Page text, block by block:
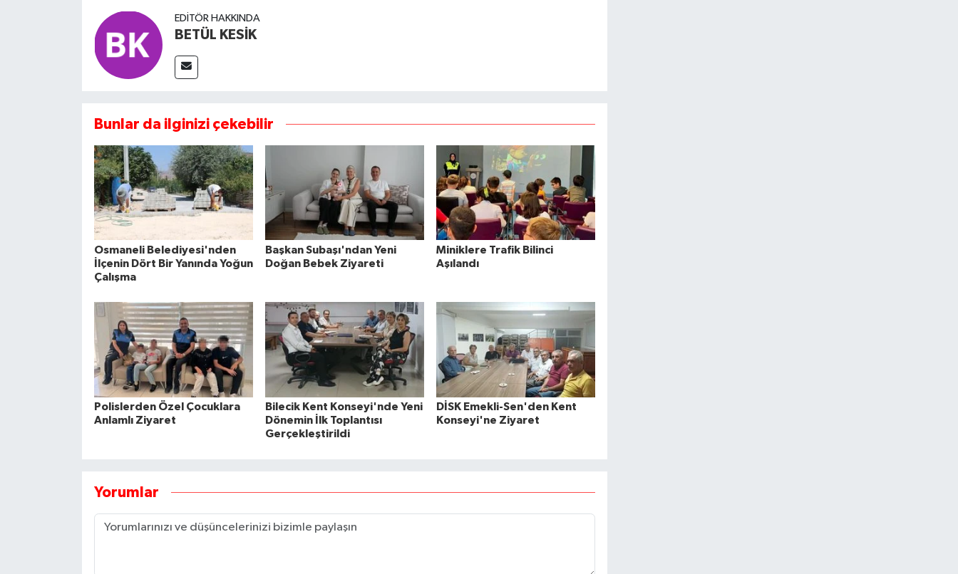
EDITÖR HAKKINDA
BETÜL KESİK
Bunlar da ilginizi çekebilir
Osmaneli Belediyesi'nden
İlçenin Dört Bir Yanında Yoğun
Çalışma
Başkan Subaşı'ndan Yeni
Doğan Bebek Ziyareti
Miniklere Trafik Bilinci
Aşılandı
Polislerden Özel Çocuklara
Anlamlı Ziyaret
Bilecik Kent Konseyi'nde Yeni
Dönemin İlk Toplantısı
Gerçekleştirildi
DİSK Emekli-Sen'den Kent
Konseyi'ne Ziyaret
Yorumlar